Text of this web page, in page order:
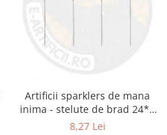
Artificii sparklers de mana
inima - stelute de brad 24*8
cm - set 5 buc
8,27 Lei